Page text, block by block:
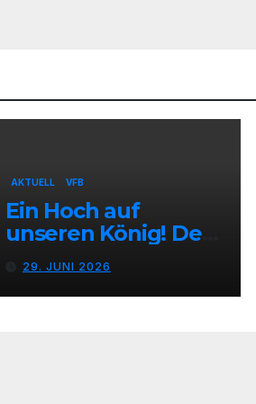
AKTUELL VFB
Ein Hoch auf
unseren König! Der
VfB Stolzenau feiert
das Schützenfest
2026
29. JUNI 2026